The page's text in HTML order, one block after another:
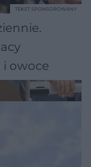
i owoce
TEKST SPONSOROWANY